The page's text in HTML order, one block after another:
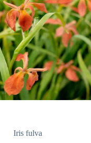
Iris fulva